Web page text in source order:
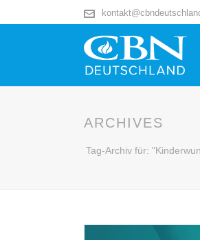
ARCHIVES
Tag-Archiv für: